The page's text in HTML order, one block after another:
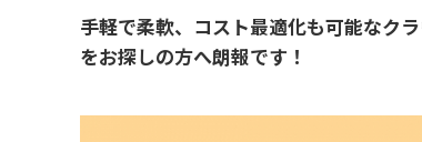
手軽で柔軟、コスト最適化も可能なク
をお探しの方へ朗報です！